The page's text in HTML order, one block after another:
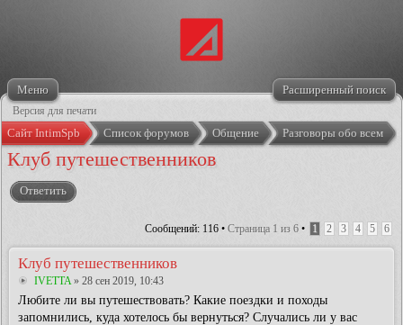
Меню Расширенный поиск
Версия для печати
Сайт IntimSpb Список форумов Общение Разговоры обо всем
Клуб путешественников
Ответить
Сообщений: 116 • Страница 1 из 6 • 1 2 3 4 5 6
Клуб путешественников
IVETTA» 28 сен 2019, 10:43
Любите ли вы путешествовать? Какие поездки и походы
запомнились, куда хотелось бы вернуться? Случались ли у вас